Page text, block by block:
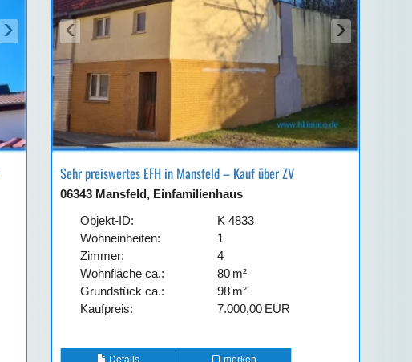
› ‹ ›
Sehr preiswertes EFH in Mansfeld – Kauf über ZV
06343 Mansfeld, Einfamilienhaus
Objekt-ID:
K 4833
Wohneinheiten:
1
Zimmer:
4
Wohnfläche ca.:
80 m²
Grund­stück ca.:
98 m²
Kaufpreis:
7.000,00 EUR
Details merken